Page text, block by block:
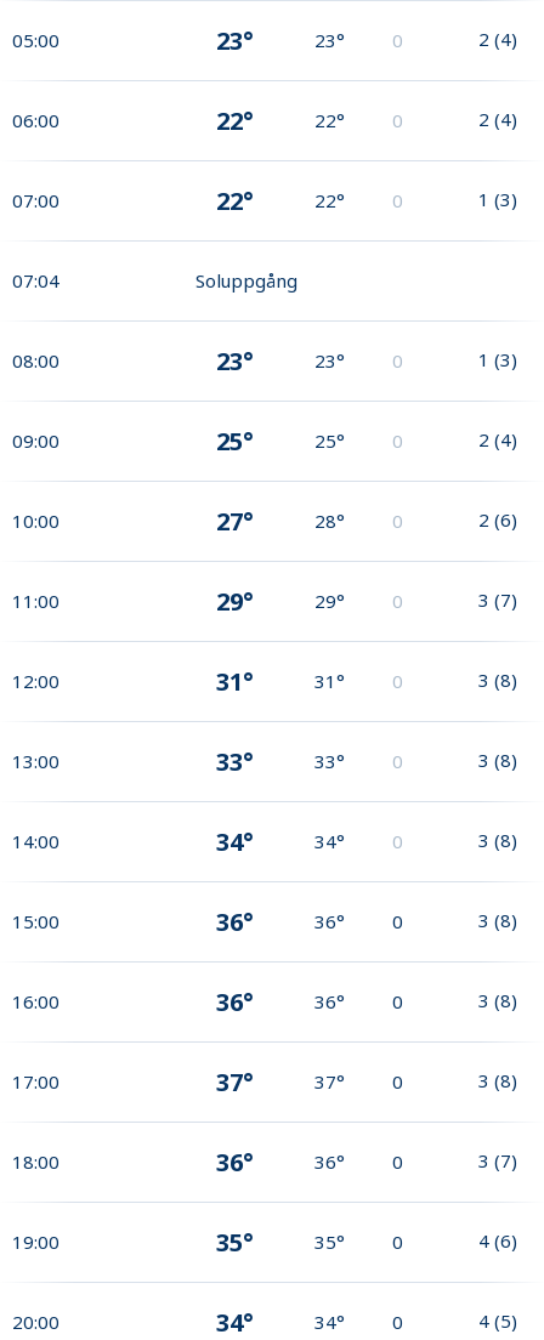
05:00 23° 23° 0 2 (4)
06:00 22° 22° 0 2 (4)
07:00 22° 22° 0 1 (3)
07:04 Soluppgång
08:00 23° 23° 0 1 (3)
09:00 25° 25° 0 2 (4)
10:00 27° 28° 0 2 (6)
11:00 29° 29° 0 3 (7)
12:00 31° 31° 0 3 (8)
13:00 33° 33° 0 3 (8)
14:00 34° 34° 0 3 (8)
15:00 36° 36° 0 3 (8)
16:00 36° 36° 0 3 (8)
17:00 37° 37° 0 3 (8)
18:00 36° 36° 0 3 (7)
19:00 35° 35° 0 4 (6)
20:00 34° 34° 0 4 (5)